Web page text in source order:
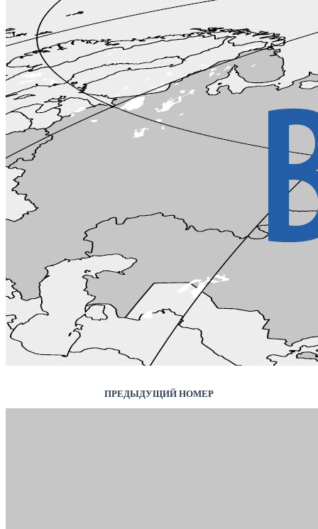
ПРЕДЫДУЩИЙ НОМЕР